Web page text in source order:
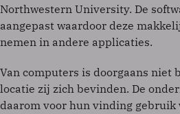
Northwestern University. De
aangepast waardoor deze
nemen in andere applicaties.
Van computers is doorgaans niet
locatie zij zich bevinden. De
daarom voor hun vinding gebruik